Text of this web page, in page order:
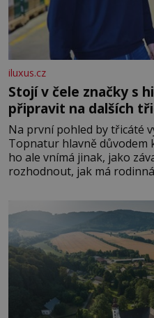
iluxus.cz
Stojí v čele značky s
připravit na dalších
Na první pohled by třicáté
Topnatur hlavně důvodem
ho ale vnímá jinak, jako
rozhodnout, jak má